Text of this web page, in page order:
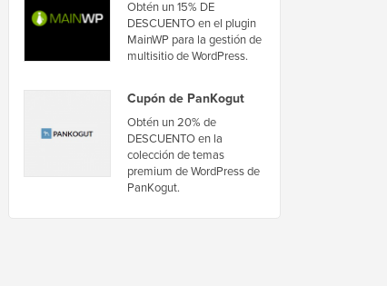
Obtén un 15% DE
DESCUENTO en el plugin
MainWP para la gestión de
multisitio de WordPress.
Cupón de PanKogut
Obtén un 20% de
DESCUENTO en la
colección de temas
premium de WordPress de
PanKogut.